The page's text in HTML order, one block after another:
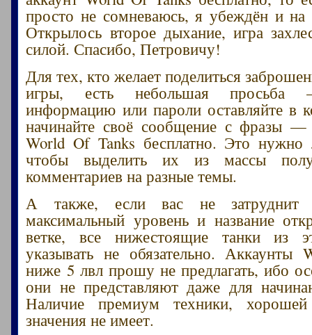
просто не сомневаюсь, я убеждён и на
Открылось второе дыхание, игра
силой. Спасибо, Петровичу!
Для тех, кто желает поделиться
игры, есть небольшая просьба
информацию или пароли оставляйте в
начинайте своё сообщение с фразы —
World Of Tanks бесплатно. Это нужно
чтобы выделить их из массы
комментариев на разные темы.
А также, если вас не затруднит
максимальный уровень и название
ветке, все нижестоящие танки из
указывать не обязательно. Аккаунты
ниже 5 лвл прошу не предлагать, ибо
они не представляют даже для
Наличие премиум техники, хорошей
значения не имеет.